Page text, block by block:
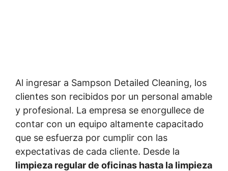
Al ingresar a Sampson Detailed Cleaning, los
clientes son recibidos por un personal amable
y profesional. La empresa se enorgullece de
contar con un equipo altamente capacitado
que se esfuerza por cumplir con las
expectativas de cada cliente. Desde la
limpieza regular de oficinas hasta la limpieza